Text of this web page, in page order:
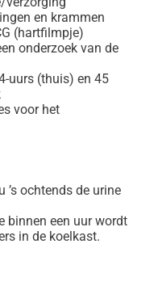
en krammen
(hartfilmpje)
onderzoek van de
uurs (thuis) en 45
voor het
’s ochtends de urine
binnen een uur wordt
in de koelkast.